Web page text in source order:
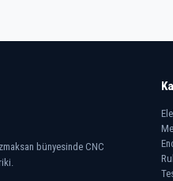
bünyesinde CNC